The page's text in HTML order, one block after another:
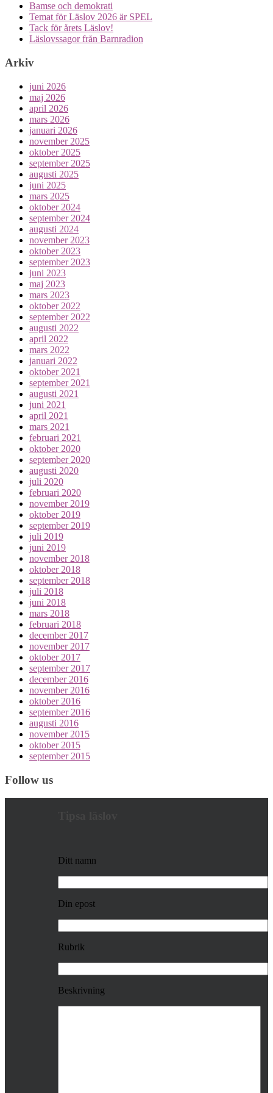
Bamse och demokrati
Temat för Läslov 2026 är SPEL
Tack för årets Läslov!
Läslovssagor från Barnradion
Arkiv
juni 2026
maj 2026
april 2026
mars 2026
januari 2026
november 2025
oktober 2025
september 2025
augusti 2025
juni 2025
mars 2025
oktober 2024
september 2024
augusti 2024
november 2023
oktober 2023
september 2023
juni 2023
maj 2023
mars 2023
oktober 2022
september 2022
augusti 2022
april 2022
mars 2022
januari 2022
oktober 2021
september 2021
augusti 2021
juni 2021
april 2021
mars 2021
februari 2021
oktober 2020
september 2020
augusti 2020
juli 2020
februari 2020
november 2019
oktober 2019
september 2019
juli 2019
juni 2019
november 2018
oktober 2018
september 2018
juli 2018
juni 2018
mars 2018
februari 2018
december 2017
november 2017
oktober 2017
september 2017
december 2016
november 2016
oktober 2016
september 2016
augusti 2016
november 2015
oktober 2015
september 2015
Follow us
Ditt namn
Din epost
Rubrik
Beskrivning